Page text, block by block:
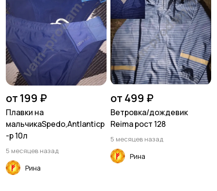
от 199 ₽
Плавки на
мальчикаSpedo,Antlanticр
-р 10л
5 месяцев назад
Рина
от 499 ₽
Ветровка/дождевик
Reima рост 128
5 месяцев назад
Рина